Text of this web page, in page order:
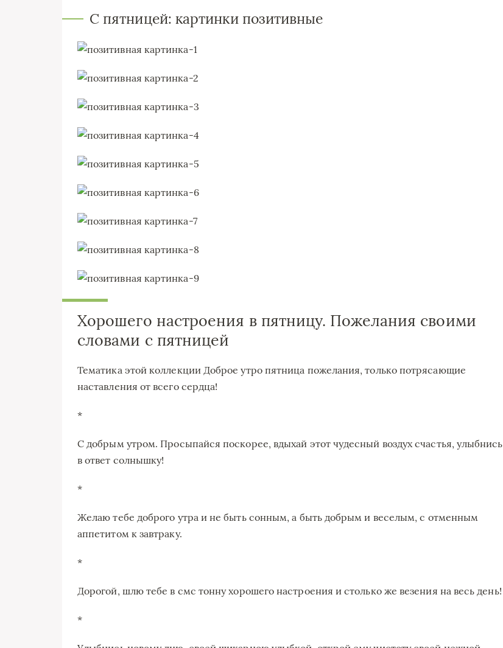
С пятницей: картинки позитивные
Хорошего настроения в пятницу. Пожелания своими
словами с пятницей
Тематика этой коллекции Доброе утро пятница пожелания, только потрясающие
наставления от всего сердца!
*
С добрым утром. Просыпайся поскорее, вдыхай этот чудесный воздух счастья, улыбнись
в ответ солнышку!
*
Желаю тебе доброго утра и не быть сонным, а быть добрым и веселым, с отменным
аппетитом к завтраку.
*
Дорогой, шлю тебе в смс тонну хорошего настроения и столько же везения на весь день!
*